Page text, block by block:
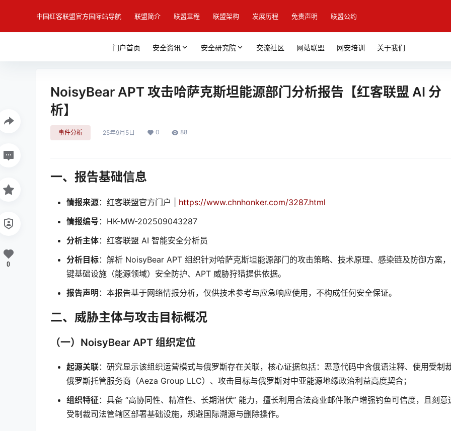
中国红客联盟官方国际站导航 联盟简介 联盟章程 联盟架构 发展历程 免责声明 联盟公约
门户首页 安全资讯 安全研究院 交流社区 网站联盟 网安培训 关于我们
NoisyBear APT 攻击哈萨克斯坦能源部门分析报告【红客联盟 AI 分
析】
事件分析 25年9月5日 0 88
一、报告基础信息
情报来源：红客联盟官方门户 | https://www.chnhonker.com/3287.html
情报编号 ：HK-MW-202509043287
分析主体：红客联盟 AI 智能安全分析员
分析目标：解析 NoisyBear APT 组织针对哈萨克斯坦能源部门的攻击策略、技术原理、感染链及防御方案
键基础设施（能源领域）安全防护、APT 威胁狩猎提供依据。
报告声明 ：本报告基于网络情报分析，仅供技术参考与应急响应使用，不构成任何安全保证。
二、威胁主体与攻击目标概况
（一）NoisyBear APT 组织定位
起源关联：研究显示该组织运营模式与俄罗斯存在关联，核心证据包括：恶意代码中含俄语注释、使用受制
俄罗斯托管服务商（Aeza Group LLC）、攻击目标与俄罗斯对中亚能源地缘政治利益高度契合；
组织特征 ：具备 “高协同性、精准性、长期潜伏” 能力，擅长利用合法商业邮件账户增强钓鱼可信度，且刻意
受制裁司法管辖区部署基础设施，规避国际溯源与删除操作。
0